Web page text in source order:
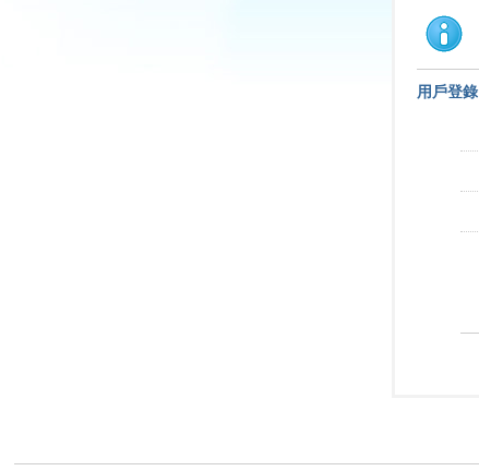
用戶登錄